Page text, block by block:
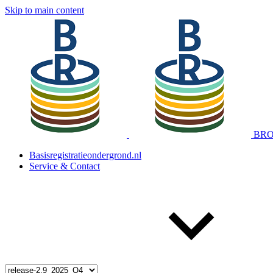
Skip to main content
Basisregistratieondergrond.nl
Service & Contact